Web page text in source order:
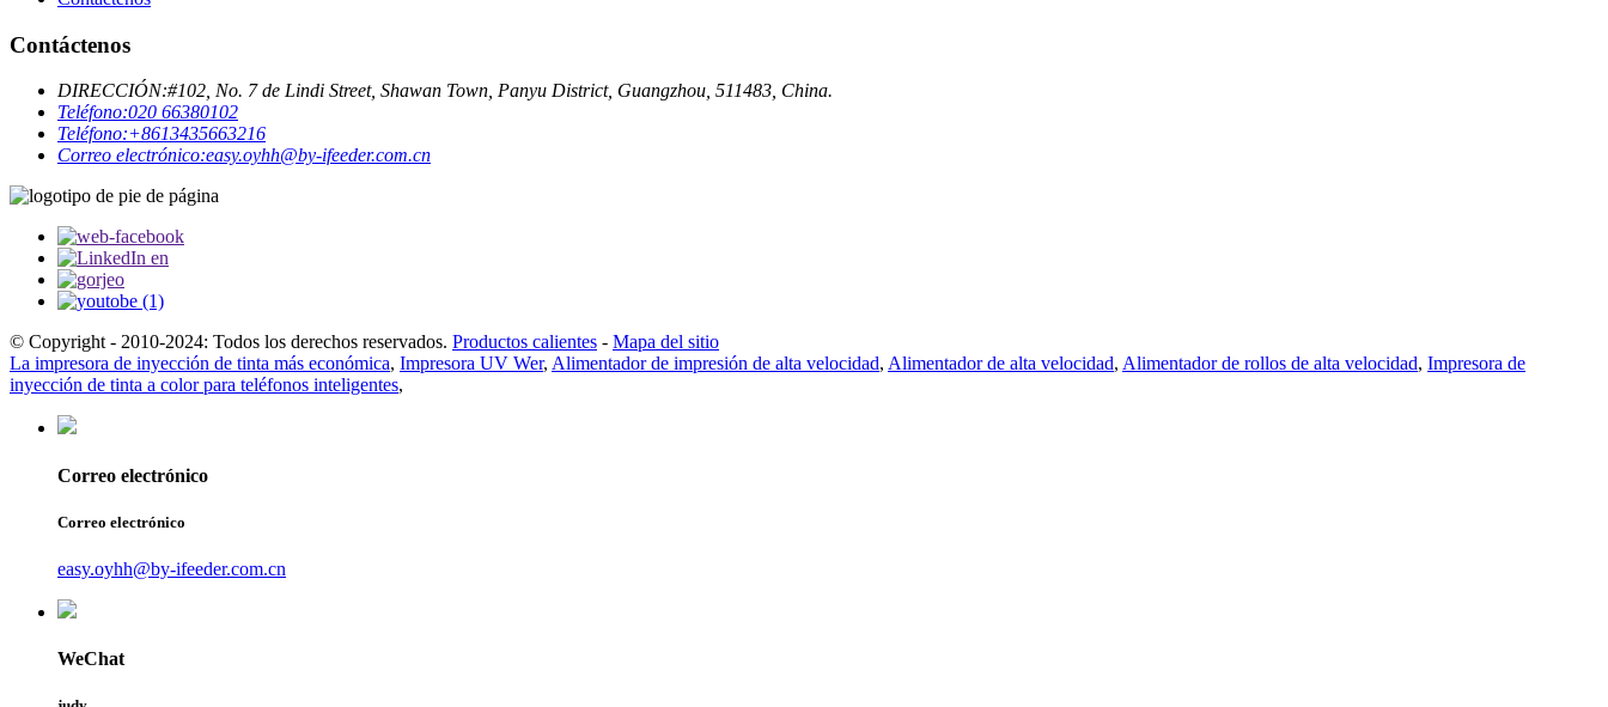
Contáctenos
DIRECCIÓN:#102, No. 7 de Lindi Street, Shawan Town, Panyu District, Guangzhou, 511483, China.
Teléfono:020 66380102
Teléfono:+8613435663216
Correo electrónico:easy.oyhh@by-ifeeder.com.cn
© Copyright - 2010-2024: Todos los derechos reservados. Productos calientes - Mapa del sitio
La impresora de inyección de tinta más económica, Impresora UV Wer, Alimentador de impresión de alta velocidad, Alimentador de alta velocidad, Alimentador de rollos de alta velocidad, Impresora de
inyección de tinta a color para teléfonos inteligentes,
Correo electrónico
Correo electrónico
easy.oyhh@by-ifeeder.com.cn
WeChat